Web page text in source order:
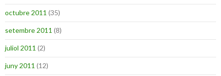
octubre 2011 (35)
setembre 2011 (8)
juliol 2011 (2)
juny 2011 (12)